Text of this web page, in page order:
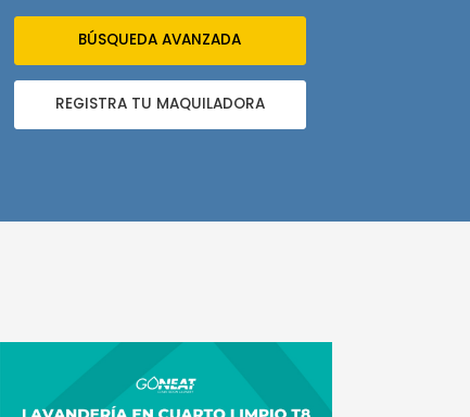
BÚSQUEDA AVANZADA
REGISTRA TU MAQUILADORA